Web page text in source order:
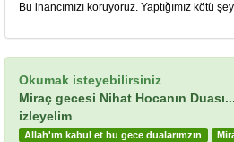
Bu inancımızı koruyoruz. Yaptığımız kötü
Okumak isteyebilirsiniz
Miraç gecesi Nihat Hocanın
izleyelim
Allah'ım kabul et bu gece dualarımzın